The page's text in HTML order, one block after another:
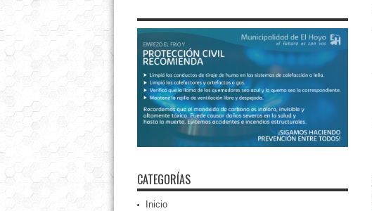
CATEGORÍAS
Inicio